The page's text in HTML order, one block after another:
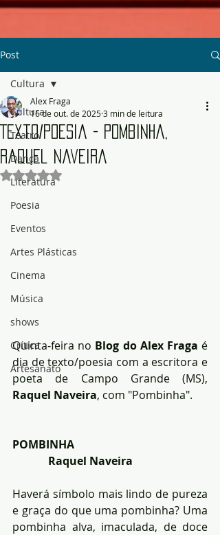
Post
Cultura
Teatro
Dança
Literatura
Poesia
Eventos
Artes Plásticas
Cinema
Música
shows
Crítica
Artesanato
Cultura
Texto/Poesia - Pombinha,
Raquel Naveira
Alex Fraga
16 de out. de 20253 min de leitura
Avaliado com NaN de 5 estrelas.
Quinta-feira no Blog do Alex Fraga é
dia de texto/poesia com a escritora e
Raquel Naveira, com "Pombinha".
POMBINHA
Raquel Naveira
Haverá símbolo mais lindo de pureza
e graça do que uma pombinha? Uma
pombinha alva, imaculada, de doce